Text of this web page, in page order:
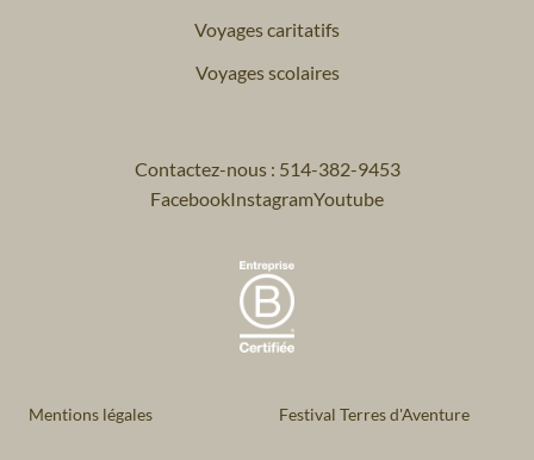
Voyages caritatifs
Voyages scolaires
Contactez-nous : 514-382-9453
FacebookInstagramYoutube
Mentions légales Festival Terres d'Aventure